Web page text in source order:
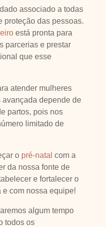
associado a todas
proteção das pessoas.
está pronta para
parcerias e prestar
que esse
atender mulheres
depende de
partos, pois nos
limitado de
o pré-natal com a
da nossa fonte de
e fortalecer o
com nossa equipe!
algum tempo
todos os